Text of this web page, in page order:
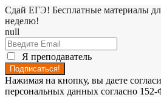
Сдай ЕГЭ! Бесплатные материалы
неделю!
null
Я преподаватель
Нажимая на кнопку, вы даете
персональных данных согласно